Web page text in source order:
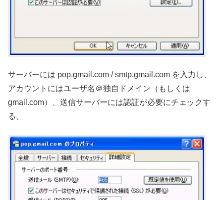
サーバーには pop.gmail.com / smtp.gmail.com を入力し、
アカウントにはユーザ名＠独自ドメイン（もしくは
gmail.com）、送信サーバーには認証が必要にチェックす
る。